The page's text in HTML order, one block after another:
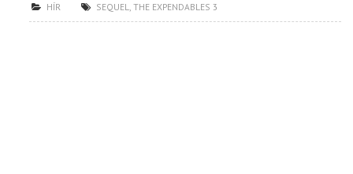
HÍR SEQUEL,THE EXPENDABLES 3